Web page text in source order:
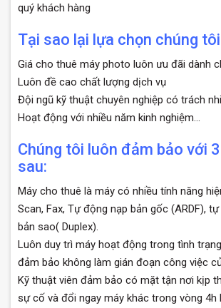
quý khách hàng
Tại sao lại lựa chọn chúng tôi
Giá cho thuê máy photo luôn ưu đãi dành
Luôn đề cao chất lượng dịch vụ
Đội ngũ kỹ thuật chuyên nghiệp có trách
Hoạt động với nhiều năm kinh nghiệm…
Chúng tôi luôn đảm bảo với
sau:
Máy cho thuê là máy có nhiều tính năng
Scan, Fax, Tự động nạp bản gốc (ARDF),
bản sao( Duplex).
Luôn duy trì máy hoạt động trong tình
đảm bảo không làm gián đoạn công việc
Kỹ thuật viên đảm bảo có mặt tận nơi kịp
sự cố và đổi ngay máy khác trong vòng 4h